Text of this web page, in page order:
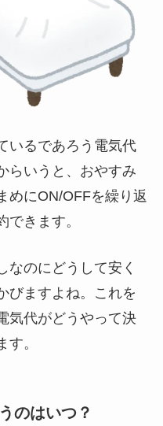
いるであろう電気代
らいうと、おやすみ
めにON/OFFを繰り返
きます。
なのにどうして安く
びますよね。これを
気代がどうやって決
。
のはいつ？